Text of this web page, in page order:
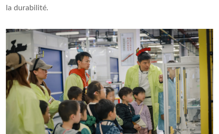
la durabilité.